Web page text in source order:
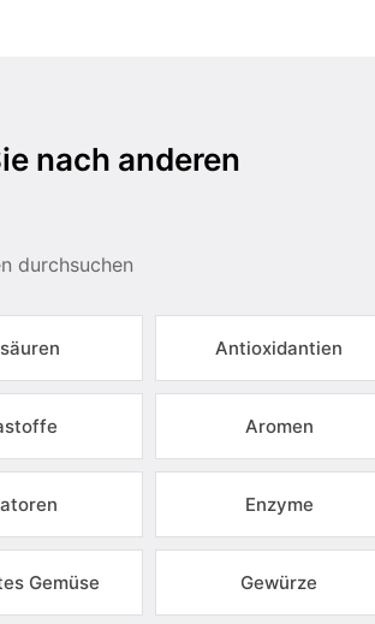
nach anderen
durchsuchen
Antioxidantien
Aromen
Enzyme
Gemüse Gewürze